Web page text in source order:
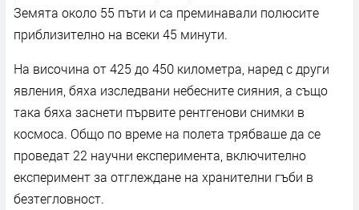
Земята около 55 пъти и са преминавали полюсите
приблизително на всеки 45 минути.
На височина от 425 до 450 километра, наред с други
явления, бяха изследвани небесните сияния, а също
така бяха заснети първите рентгенови снимки в
космоса. Общо по време на полета трябваше да се
проведат 22 научни експеримента, включително
експеримент за отглеждане на хранителни гъби в
безтегловност.